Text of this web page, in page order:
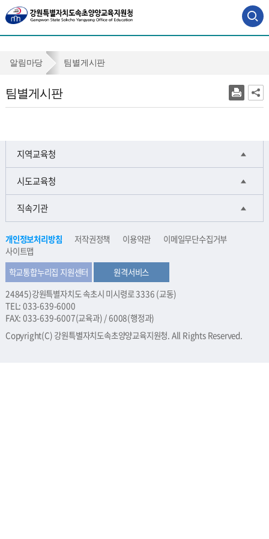
사
이
로
가
기
팀
게
판
알림마당 팀별게시판
팀별게시판
지역교육청
시도교육청
직속기관
개인정보처리방침 저작권정책 이용약관
이메일무단수집거부
사이트맵
학교통합누리집 지원센터
원격서비스
24845)강원특별자치도 속초시 미시령로 3336 (교동)
TEL: 033-639-6000
FAX: 033-639-6007(교육과) / 6008(행정과)
Copyright(C) 강원특별자치도속초양양교육지원청. All Rights Reserved.